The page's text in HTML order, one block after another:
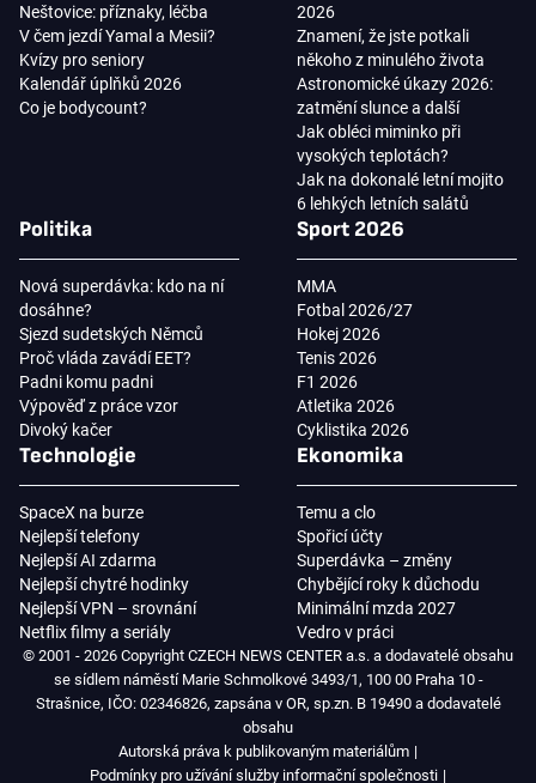
Neštovice: příznaky, léčba
V čem jezdí Yamal a Mesii?
Kvízy pro seniory
Kalendář úplňků 2026
Co je bodycount?
2026
Znamení, že jste potkali
někoho z minulého života
Astronomické úkazy 2026:
zatmění slunce a další
Jak obléci miminko při
vysokých teplotách?
Jak na dokonalé letní mojito
6 lehkých letních salátů
Politika
Nová superdávka: kdo na ní
dosáhne?
Sjezd sudetských Němců
Proč vláda zavádí EET?
Padni komu padni
Výpověď z práce vzor
Divoký kačer
Sport 2026
MMA
Fotbal 2026/27
Hokej 2026
Tenis 2026
F1 2026
Atletika 2026
Cyklistika 2026
Technologie
SpaceX na burze
Nejlepší telefony
Nejlepší AI zdarma
Nejlepší chytré hodinky
Nejlepší VPN – srovnání
Netflix filmy a seriály
Ekonomika
Temu a clo
Spořicí účty
Superdávka – změny
Chybějící roky k důchodu
Minimální mzda 2027
Vedro v práci
© 2001 - 2026 Copyright CZECH NEWS CENTER a.s. a dodavatelé obsahu
se sídlem náměstí Marie Schmolkové 3493/1, 100 00 Praha 10 -
Strašnice, IČO: 02346826, zapsána v OR, sp.zn. B 19490 a dodavatelé
obsahu
Autorská práva k publikovaným materiálům
Podmínky pro užívání služby informační společnosti